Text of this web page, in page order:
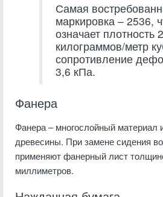
Самая
маркировка – 2536,
означает плотность
килограммов/метр
сопротивление
3,6 кПа.
Фанера
Фанера – многослойный материал
древесины. При замене сидения
применяют фанерный лист
миллиметров.